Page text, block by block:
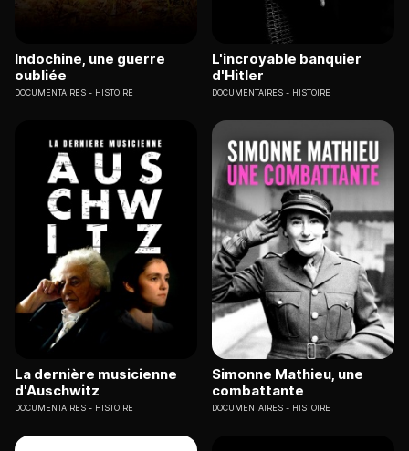
Indochine, une guerre
oubliée
DOCUMENTAIRES HISTOIRE
L'incroyable banquier
d'Hitler
DOCUMENTAIRES HISTOIRE
La dernière musicienne
d'Auschwitz
DOCUMENTAIRES HISTOIRE
Simonne Mathieu, une
combattante
DOCUMENTAIRES HISTOIRE